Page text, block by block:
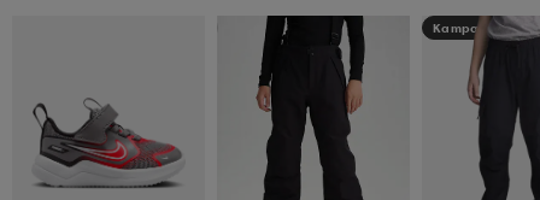
Kampanja -25% Kampanja -25%